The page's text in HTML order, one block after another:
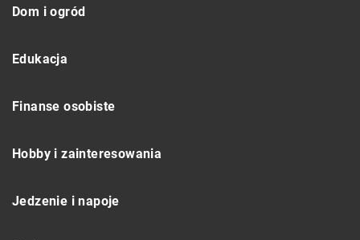
Dom i ogród
Edukacja
Finanse osobiste
Hobby i zainteresowania
Jedzenie i napoje